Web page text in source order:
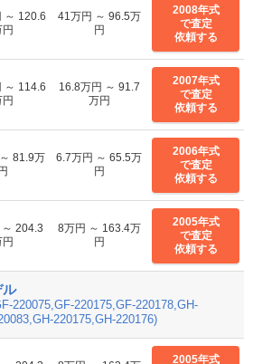
～ 120.6
41万円 ～ 96.5万
円
2008年式
で査定
依頼する
～ 114.6
16.8万円 ～ 91.7
万円
2007年式
で査定
依頼する
81.9万
円
6.7万円 ～ 65.5万
円
2006年式
で査定
依頼する
204.3
8万円 ～ 163.4万
円
2005年式
で査定
依頼する
ル
220075,GF-220175,GF-220178,GH-
220175,GH-220176)
2005年式